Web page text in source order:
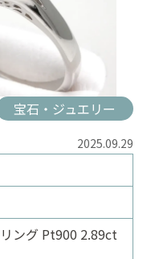
宝石・ジュエリー
2025.09.29
ング Pt900 2.89ct